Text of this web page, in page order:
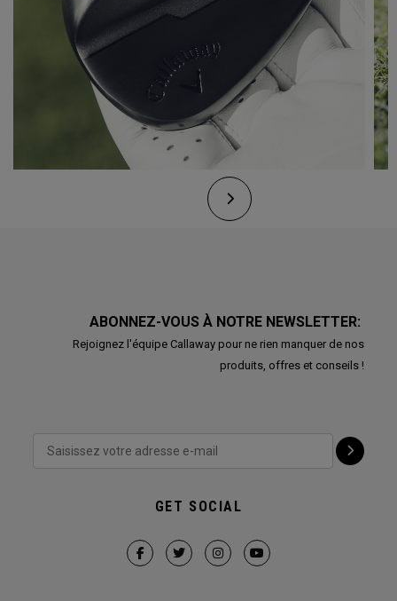
ABONNEZ-VOUS À NOTRE NEWSLETTER:
Rejoignez l'équipe Callaway pour ne rien manquer de nos
produits, offres et conseils !
GET SOCIAL